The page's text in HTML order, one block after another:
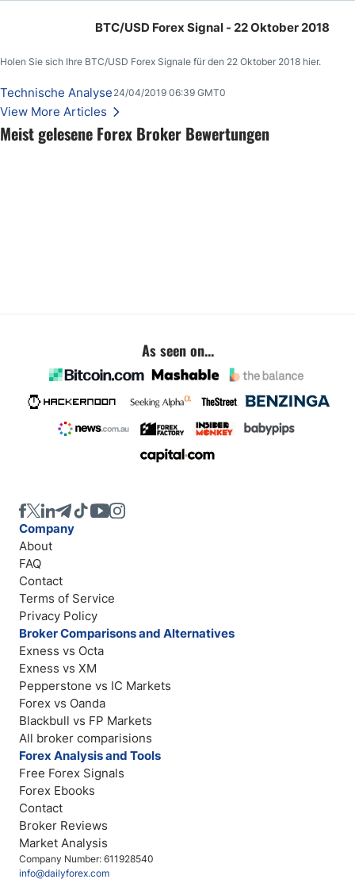
Meist gelesene Forex Broker Bewertungen
BTC/USD Forex Signal - 22 Oktober 2018
Holen Sie sich Ihre BTC/USD Forex Signale für den 22 Oktober 2018 hier.
Technische Analyse 24/04/2019 06:39 GMT0
View More Articles
As seen on...
Company Number: 611928540
info@dailyforex.com
Company
About
FAQ
Contact
Terms of Service
Privacy Policy
Broker Comparisons and Alternatives
Exness vs Octa
Exness vs XM
Pepperstone vs IC Markets
Forex vs Oanda
Blackbull vs FP Markets
All broker comparisions
Forex Analysis and Tools
Free Forex Signals
Forex Ebooks
Contact
Broker Reviews
Market Analysis